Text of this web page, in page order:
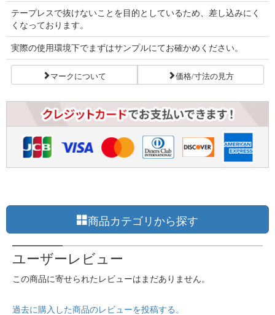
テープレスで抜けないことを目的としているため、差し込みにく
くなっております。
実際の使用環境下でまずはサンプルにてお確かめください。
マークについて 価格/寸法の見方
商品カテゴリから探す
ユーザーレビュー
この商品に寄せられたレビューはまだありません。
過去に購入した商品のレビューを投稿する。